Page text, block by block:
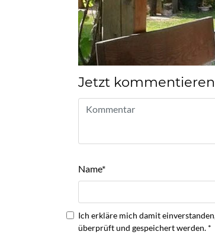
Jetzt
Name*
Ich erkläre mich damit
überprüft und gespeichert werden. *